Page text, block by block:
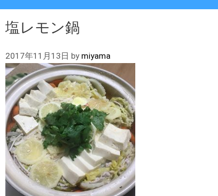
塩レモン鍋
2017年11月13日 by miyama